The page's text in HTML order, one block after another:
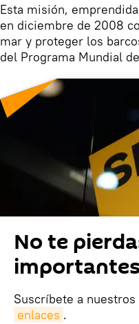
Esta misión,
en diciembre de 2008
mar y proteger los
del Programa Mundial
No te
importantes
Suscríbete a
enlaces .